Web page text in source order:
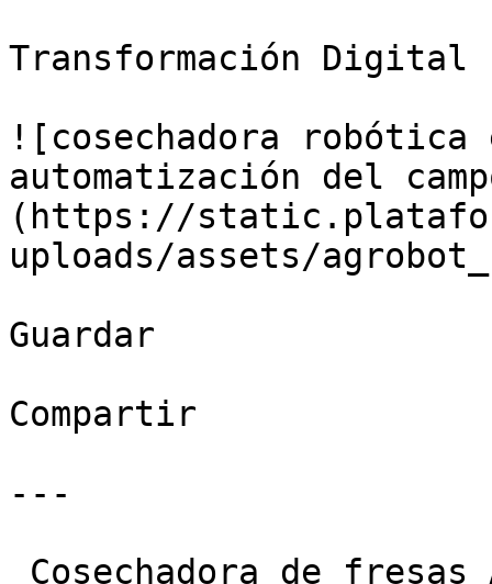
Transformación Digital
![cosechadora robótica
automatización del
(https://
uploads/assets/
Guardar
Compartir
---
_Cosechadora de fresas